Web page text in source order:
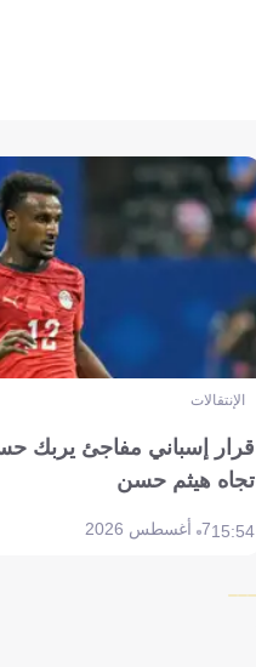
الإنتقالات
قرار إسباني مفاجئ يربك
تجاه هيثم حسن
15:547 أغسطس 2026